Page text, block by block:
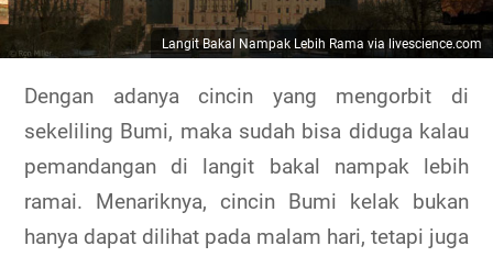
Langit Bakal Nampak Lebih Rama via livescience.com
Dengan adanya cincin yang mengorbit di
sekeliling Bumi, maka sudah bisa diduga kalau
pemandangan di langit bakal nampak lebih
ramai. Menariknya, cincin Bumi kelak bukan
hanya dapat dilihat pada malam hari, tetapi juga